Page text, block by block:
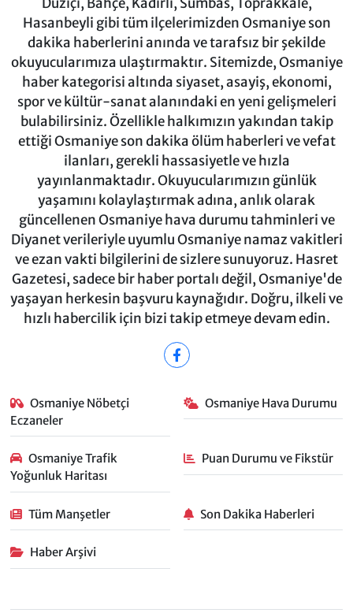
Hasanbeyli gibi tüm ilçelerimizden Osmaniye son
dakika haberlerini anında ve tarafsız bir şekilde
okuyucularımıza ulaştırmaktır. Sitemizde, Osmaniye
haber kategorisi altında siyaset, asayiş, ekonomi,
spor ve kültür-sanat alanındaki en yeni gelişmeleri
bulabilirsiniz. Özellikle halkımızın yakından takip
ettiği Osmaniye son dakika ölüm haberleri ve vefat
ilanları, gerekli hassasiyetle ve hızla
yayınlanmaktadır. Okuyucularımızın günlük
yaşamını kolaylaştırmak adına, anlık olarak
güncellenen Osmaniye hava durumu tahminleri ve
Diyanet verileriyle uyumlu Osmaniye namaz vakitleri
ve ezan vakti bilgilerini de sizlere sunuyoruz. Hasret
Gazetesi, sadece bir haber portalı değil, Osmaniye'de
yaşayan herkesin başvuru kaynağıdır. Doğru, ilkeli ve
hızlı habercilik için bizi takip etmeye devam edin.
Osmaniye Nöbetçi
Eczaneler
Osmaniye Hava Durumu
Osmaniye Trafik
Yoğunluk Haritası
Puan Durumu ve Fikstür
Tüm Manşetler Son Dakika Haberleri
Haber Arşivi